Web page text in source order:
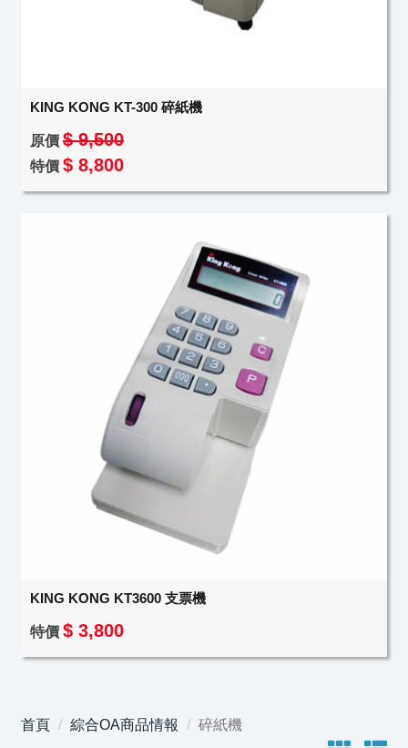
KING KONG KT-300 碎紙機
原價 $ 9,500
特價 $ 8,800
KING KONG KT3600 支票機
特價 $ 3,800
首頁 綜合OA商品情報 碎紙機